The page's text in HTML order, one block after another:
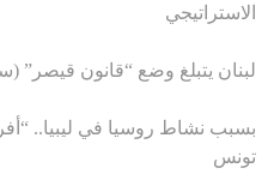
الاستراتيجي
لبنان يتبلغ وضع “قانون قيصر”
بسبب نشاط روسيا في ليبيا..
تونس